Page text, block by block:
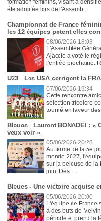
formation féminins, visant à
été adoptée lors de l'Assemb...
Championnat de France
les 12 équipes potentielles
08/06/2026 18:03
L'Assemblée
Ajaccio a voté le
l'entrée prochaine.
U23 - Les USA corrigent la
07/06/2026 19:34
Cette rencontre
sélection tricolore
tourné en faveur
Bleues - Laurent BONADEI : «
veux voir »
05/06/2026 20:28
Au terme de la 5e
monde 2027,
sur la pelouse de la
juin. Des ...
Bleues - Une victoire acquise
05/06/2026 20:00
L'équipe de France
à des buts de
période et prend la